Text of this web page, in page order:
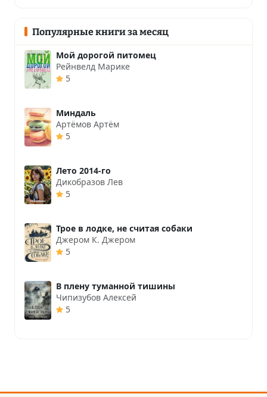
Популярные книги за месяц
Мой дорогой питомец
Рейнвелд Марике
5
Миндаль
Артёмов Артём
5
Лето 2014-го
Дикобразов Лев
5
Трое в лодке, не считая собаки
Джером К. Джером
5
В плену туманной тишины
Чипизубов Алексей
5